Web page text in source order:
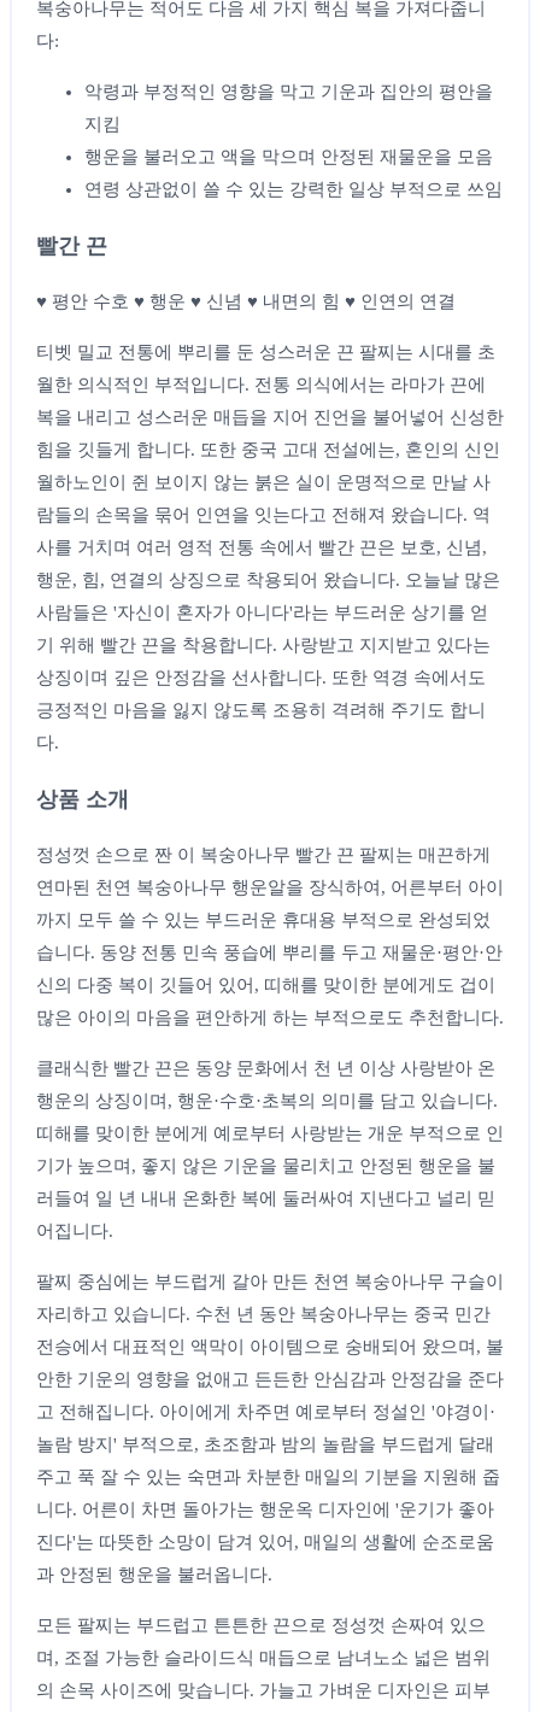
복숭아나무는 적어도 다음 세 가지 핵심 복을 가져다줍니
다:
악령과 부정적인 영향을 막고 기운과 집안의 평안을
지킴
행운을 불러오고 액을 막으며 안정된 재물운을 모음
연령 상관없이 쓸 수 있는 강력한 일상 부적으로 쓰임
빨간 끈
♥ 평안 수호 ♥ 행운 ♥ 신념 ♥ 내면의 힘 ♥ 인연의 연결
티벳 밀교 전통에 뿌리를 둔 성스러운 끈 팔찌는 시대를 초
월한 의식적인 부적입니다. 전통 의식에서는 라마가 끈에
복을 내리고 성스러운 매듭을 지어 진언을 불어넣어 신성한
힘을 깃들게 합니다. 또한 중국 고대 전설에는, 혼인의 신인
월하노인이 쥔 보이지 않는 붉은 실이 운명적으로 만날 사
람들의 손목을 묶어 인연을 잇는다고 전해져 왔습니다. 역
사를 거치며 여러 영적 전통 속에서 빨간 끈은 보호, 신념,
행운, 힘, 연결의 상징으로 착용되어 왔습니다. 오늘날 많은
사람들은 '자신이 혼자가 아니다'라는 부드러운 상기를 얻
기 위해 빨간 끈을 착용합니다. 사랑받고 지지받고 있다는
상징이며 깊은 안정감을 선사합니다. 또한 역경 속에서도
긍정적인 마음을 잃지 않도록 조용히 격려해 주기도 합니
다.
상품 소개
정성껏 손으로 짠 이 복숭아나무 빨간 끈 팔찌는 매끈하게
연마된 천연 복숭아나무 행운알을 장식하여, 어른부터 아이
까지 모두 쓸 수 있는 부드러운 휴대용 부적으로 완성되었
습니다. 동양 전통 민속 풍습에 뿌리를 두고 재물운·평안·안
신의 다중 복이 깃들어 있어, 띠해를 맞이한 분에게도 겁이
많은 아이의 마음을 편안하게 하는 부적으로도 추천합니다.
클래식한 빨간 끈은 동양 문화에서 천 년 이상 사랑받아 온
행운의 상징이며, 행운·수호·초복의 의미를 담고 있습니다.
띠해를 맞이한 분에게 예로부터 사랑받는 개운 부적으로 인
기가 높으며, 좋지 않은 기운을 물리치고 안정된 행운을 불
러들여 일 년 내내 온화한 복에 둘러싸여 지낸다고 널리 믿
어집니다.
팔찌 중심에는 부드럽게 갈아 만든 천연 복숭아나무 구슬이
자리하고 있습니다. 수천 년 동안 복숭아나무는 중국 민간
전승에서 대표적인 액막이 아이템으로 숭배되어 왔으며, 불
안한 기운의 영향을 없애고 든든한 안심감과 안정감을 준다
고 전해집니다. 아이에게 차주면 예로부터 정설인 '야경이·
놀람 방지' 부적으로, 초조함과 밤의 놀람을 부드럽게 달래
주고 푹 잘 수 있는 숙면과 차분한 매일의 기분을 지원해 줍
니다. 어른이 차면 돌아가는 행운옥 디자인에 '운기가 좋아
진다'는 따뜻한 소망이 담겨 있어, 매일의 생활에 순조로움
과 안정된 행운을 불러옵니다.
모든 팔찌는 부드럽고 튼튼한 끈으로 정성껏 손짜여 있으
며, 조절 가능한 슬라이드식 매듭으로 남녀노소 넓은 범위
의 손목 사이즈에 맞습니다. 가늘고 가벼운 디자인은 피부